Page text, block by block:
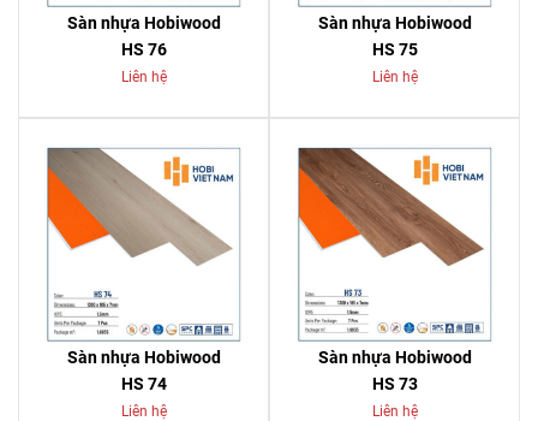
Sàn nhựa Hobiwood
HS 76
Liên hệ
Sàn nhựa Hobiwood
HS 75
Liên hệ
Sàn nhựa Hobiwood
HS 74
Liên hệ
Sàn nhựa Hobiwood
HS 73
Liên hệ